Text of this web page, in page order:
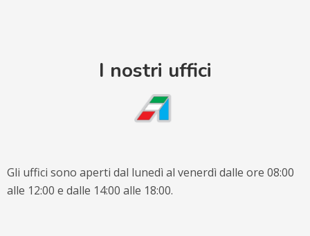
I nostri uffici
Gli uffici sono aperti dal lunedì al venerdì dalle ore 08:00
alle 12:00 e dalle 14:00 alle 18:00.